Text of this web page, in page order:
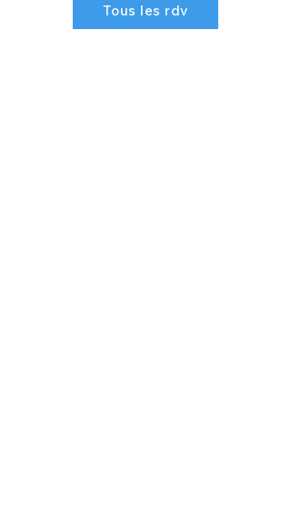
Tous les rdv